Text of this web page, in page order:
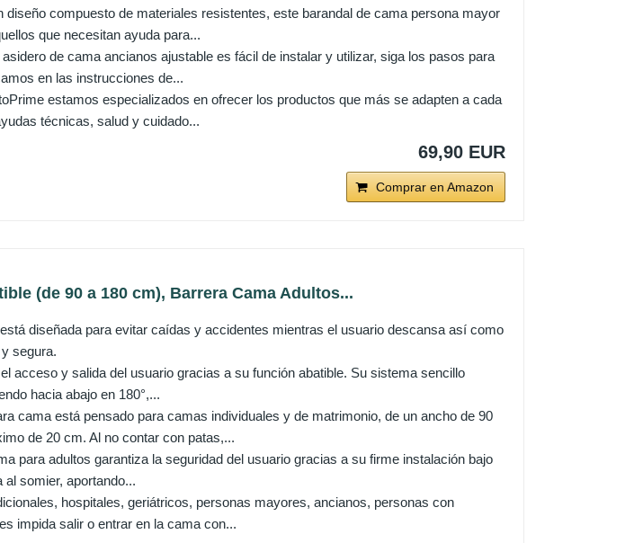
compuesto de materiales resistentes, este barandal de cama persona mayor
que necesitan ayuda para...
de cama ancianos ajustable es fácil de instalar y utilizar, siga los pasos para
en las instrucciones de...
estamos especializados en ofrecer los productos que más se adapten a cada
técnicas, salud y cuidado...
69,90 EUR
Comprar en Amazon
(de 90 a 180 cm), Barrera Cama Adultos...
diseñada para evitar caídas y accidentes mientras el usuario descansa así como
segura.
acceso y salida del usuario gracias a su función abatible. Su sistema sencillo
hacia abajo en 180°,...
cama está pensado para camas individuales y de matrimonio, de un ancho de 90
de 20 cm. Al no contar con patas,...
para adultos garantiza la seguridad del usuario gracias a su firme instalación bajo
somier, aportando...
hospitales, geriátricos, personas mayores, ancianos, personas con
impida salir o entrar en la cama con...